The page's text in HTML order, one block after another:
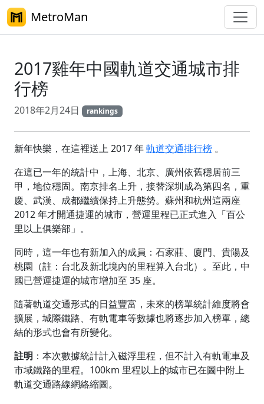
MetroMan
2017雞年中國軌道交通城市排
行榜
2018年2月24日 rankings
新年快樂，在這裡送上 2017 年軌道交通排行榜 。
在這已一年的統計中，上海、北京、廣州依舊穩居前三
甲，地位穩固。南京排名上升，接替深圳成為第四名，重
慶、武漢、成都繼續保持上升態勢。蘇州和杭州這兩座
2012 年才開通捷運的城市，營運里程已正式進入「百公
里以上俱樂部」。
同時，這一年也有新加入的成員：石家莊、廈門、貴陽及
桃園（註：台北及新北境內的里程算入台北）。至此，中
國已營運捷運的城市增加至 35 座。
隨著軌道交通形式的日益豐富，未來的榜單統計維度將會
擴展，城際鐵路、有軌電車等數據也將逐步加入榜單，總
結的形式也會有所變化。
註明 ：本次數據統計計入磁浮里程，但不計入有軌電車及
市域鐵路的里程。100km 里程以上的城市已在圖中附上
軌道交通路線網絡縮圖。